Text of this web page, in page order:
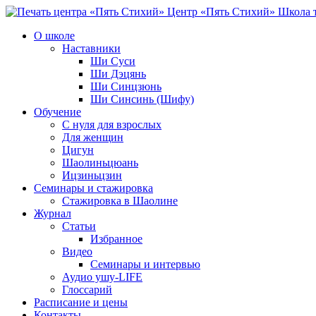
Центр «Пять Стихий» Школа
О школе
Наставники
Ши Суси
Ши Дэцянь
Ши Синцзюнь
Ши Синсинь (Шифу)
Обучение
С нуля для взрослых
Для женщин
Цигун
Шаолиньцюань
Ицзиньцзин
Семинары и стажировка
Стажировка в Шаолине
Журнал
Статьи
Избранное
Видео
Семинары и интервью
Аудио ушу-LIFE
Глоссарий
Расписание и цены